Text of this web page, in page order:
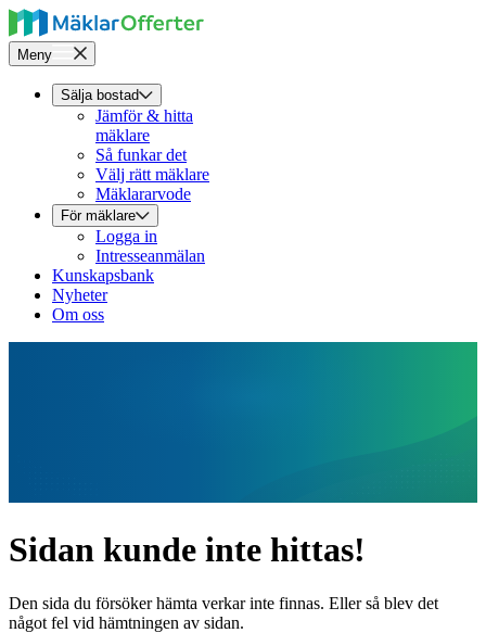
Meny
Sälja bostad
Jämför & hitta
mäklare
Så funkar det
Välj rätt mäklare
Mäklararvode
För mäklare
Logga in
Intresseanmälan
Kunskapsbank
Nyheter
Om oss
Sidan kunde inte hittas!
Den sida du försöker hämta verkar inte finnas. Eller så blev det
något fel vid hämtningen av sidan.